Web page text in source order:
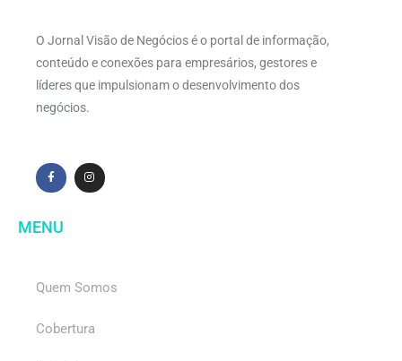
O Jornal Visão de Negócios é o portal de informação,
conteúdo e conexões para empresários, gestores e
líderes que impulsionam o desenvolvimento dos
negócios.
MENU
Quem Somos
Cobertura